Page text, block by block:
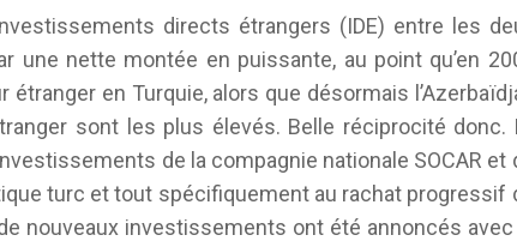
directs étrangers (IDE) entre les
une nette montée en puissante, au point qu’en
en Turquie, alors que désormais
sont les plus élevés. Belle réciprocité donc.
de la compagnie nationale SOCAR et
turc et tout spécifiquement au rachat progressif
nouveaux investissements ont été annoncés avec